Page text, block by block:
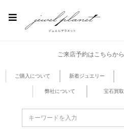
ご来店予約はこちらから
ご購入について 新着ジュエリー
弊社について 宝石買取